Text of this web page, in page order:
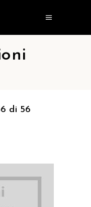
di 56